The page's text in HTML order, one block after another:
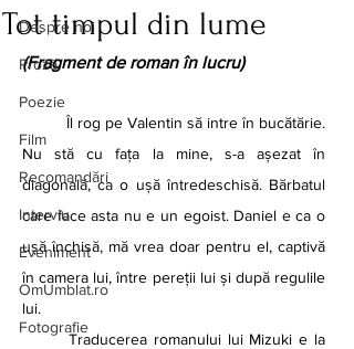
Despre noi
Proză
Poezie
Film
Recomandări
Interviu
Eveniment
OmUmblat.ro
Fotografie
Tot timpul din lume
(Fragment de roman în lucru)
Nu stă cu fața la mine, s-a așezat în
diagonală, ca o ușă întredeschisă. Bărbatul
care face asta nu e un egoist. Daniel e ca o
ușă închisă, mă vrea doar pentru el, captivă
în camera lui, între pereții lui și după regulile
lui.
	Traducerea romanului lui Mizuki e la